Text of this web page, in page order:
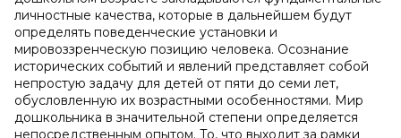
личностные качества, которые в дальнейшем будут
определять поведенческие установки и
мировоззренческую позицию человека. Осознание
исторических событий и явлений представляет собой
непростую задачу для детей от пяти до семи лет,
обусловленную их возрастными особенностями. Мир
дошкольника в значительной степени определяется
непосредственным опытом. То, что выходит за рамки